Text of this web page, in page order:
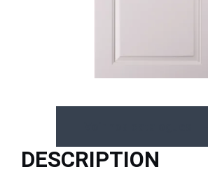
DESCRIPTION